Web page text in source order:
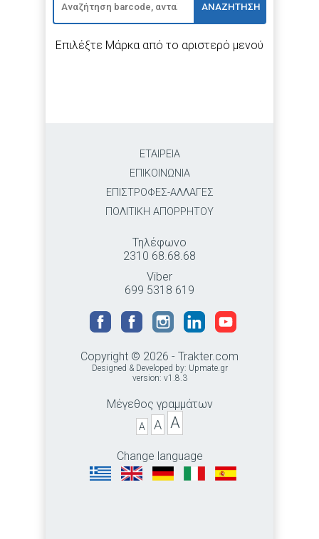
ΑΝΑΖΗΤΗΣΗ
Επιλέξτε Μάρκα από το αριστερό μενού
ΕΤΑΙΡΕΙΑ
ΕΠΙΚΟΙΝΩΝΙΑ
ΕΠΙΣΤΡΟΦΕΣ-ΑΛΛΑΓΕΣ
ΠΟΛΙΤΙΚΗ ΑΠΟΡΡΗΤΟΥ
Τηλέφωνο
2310 68.68.68
Viber
699 5318 619
Copyright © 2026 - Trakter.com
Designed & Developed by: Upmate.gr
version: v1.8.3
Μέγεθος γραμμάτων
A A A
Change language